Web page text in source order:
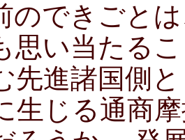
のできごと
思い当たる
先進諸国側
生じる通商